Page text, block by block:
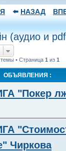
⬅️ НАЗАД
(аудио и
• Страница 1 из 1
ОБЪЯВЛЕНИЯ :
"Покер
Чиркова